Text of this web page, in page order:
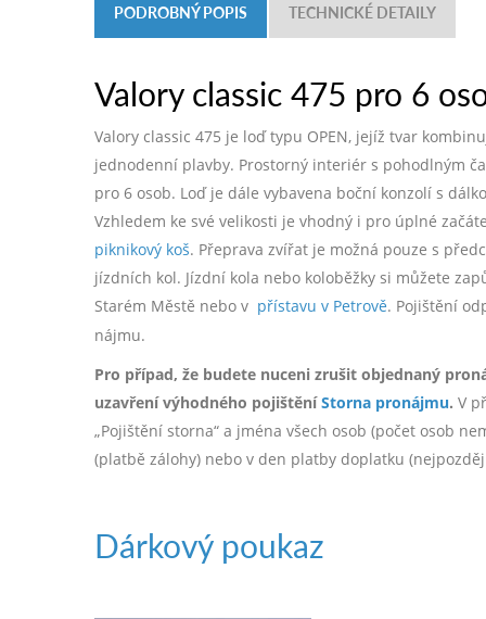
PODROBNÝ POPIS TECHNICKÉ DETAILY
Valory classic 475 pro 6
Valory classic 475 je loď typu OPEN, jejíž tvar
jednodenní plavby. Prostorný interiér s pohodlným
pro 6 osob. Loď je dále vybavena boční konzolí s
Vzhledem ke své velikosti je vhodný i pro úplné
piknikový koš. Přeprava zvířat je možná pouze s
jízdních kol. Jízdní kola nebo koloběžky si můžete
Starém Městě nebo v přístavu v Petrově. Pojištění
nájmu.
Pro případ, že budete nuceni zrušit objednaný
uzavření výhodného pojištěníStorna pronájmu. V
„Pojištění storna“ a jména všech osob (počet osob
(platbě zálohy) nebo v den platby doplatku
Dárkový poukaz